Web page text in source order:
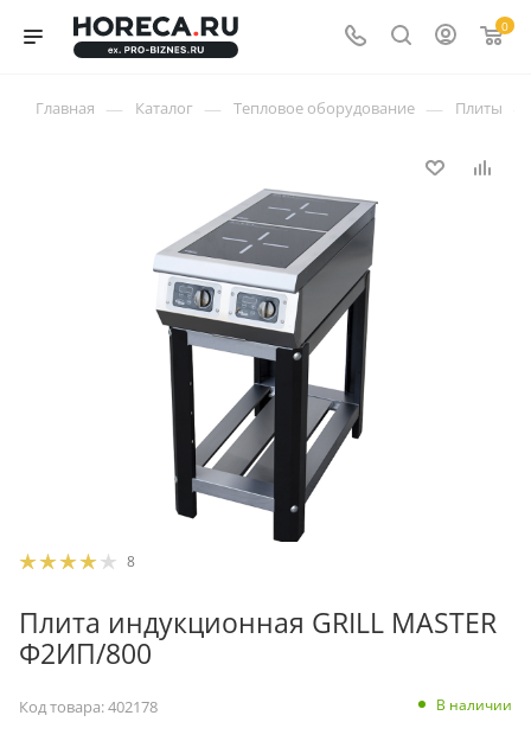
0
Главная — Каталог — Тепловое оборудование — Плиты
8
Плита индукционная GRILL MASTER
Ф2ИП/800
Код товара:402178 В наличии